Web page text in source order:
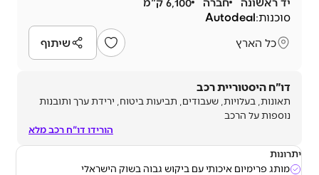
סוכנות:Autodeal
כל הארץ
שיתוף
דו"ח היסטוריית רכב
תאונות, בעלויות, שעבודים, תביעות ביטוח, ירידת ערך ותובנות
נוספות על הרכב
הורידו דו"ח רכב מלא
יתרונות
מותג פרימיום איכותי עם ביקוש גבוה בשוק הישראלי